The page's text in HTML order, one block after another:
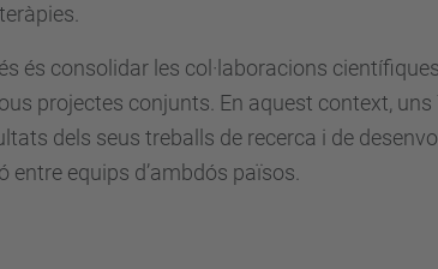
és consolidar les col·laboracions
projectes conjunts. En aquest context, uns
dels seus treballs de recerca i de
entre equips d’ambdós països.